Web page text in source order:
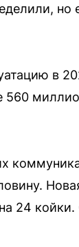
но
в
560
24 койки.